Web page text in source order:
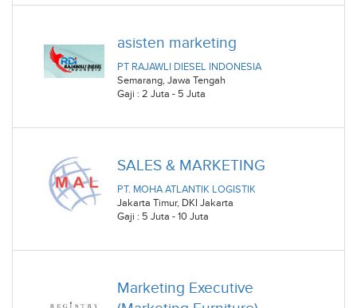
asisten marketing
PT RAJAWLI DIESEL INDONESIA
Semarang, Jawa Tengah
Gaji : 2 Juta - 5 Juta
SALES & MARKETING
PT. MOHA ATLANTIK LOGISTIK
Jakarta Timur, DKI Jakarta
Gaji : 5 Juta - 10 Juta
Marketing Executive